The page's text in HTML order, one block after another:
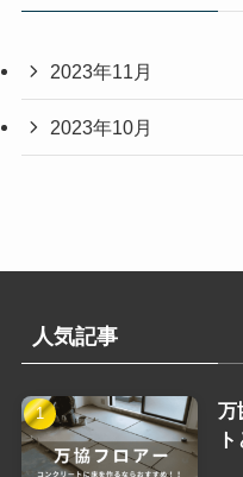
2023年11月
2023年10月
人気記事
万